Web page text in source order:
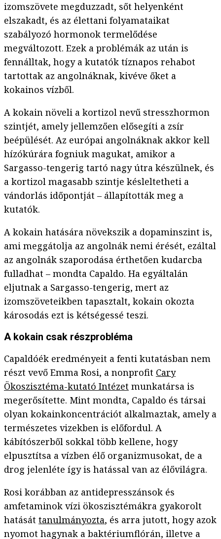
izomszövete megduzzadt, sőt helyenként
elszakadt, és az élettani folyamataikat
szabályozó hormonok termelődése
megváltozott. Ezek a problémák az után is
fennálltak, hogy a kutatók tíznapos rehabot
tartottak az angolnáknak, kivéve őket a
kokainos vízből.
A kokain növeli a kortizol nevű stresszhormon
szintjét, amely jellemzően elősegíti a zsír
beépülését. Az európai angolnáknak akkor kell
hízókúrára fogniuk magukat, amikor a
Sargasso-tengerig tartó nagy útra készülnek, és
a kortizol magasabb szintje késleltetheti a
vándorlás időpontját – állapították meg a
kutatók.
A kokain hatására növekszik a dopaminszint is,
ami meggátolja az angolnák nemi érését, ezáltal
az angolnák szaporodása érthetően kudarcba
fulladhat – mondta Capaldo. Ha egyáltalán
eljutnak a Sargasso-tengerig, mert az
izomszöveteikben tapasztalt, kokain okozta
károsodás ezt is kétségessé teszi.
A kokain csak részprobléma
Capaldóék eredményeit a fenti kutatásban nem
részt vevő Emma Rosi, a nonprofit Cary
Ökoszisztéma-kutató Intézet munkatársa is
megerősítette. Mint mondta, Capaldo és társai
olyan kokainkoncentrációt alkalmaztak, amely a
természetes vizekben is előfordul. A
kábítószerből sokkal több kellene, hogy
elpusztítsa a vízben élő organizmusokat, de a
drog jelenléte így is hatással van az élővilágra.
Rosi korábban az antidepresszánsok és
amfetaminok vízi ökoszisztémákra gyakorolt
hatását tanulmányozta, és arra jutott, hogy azok
nyomot hagynak a baktériumflórán, illetve a